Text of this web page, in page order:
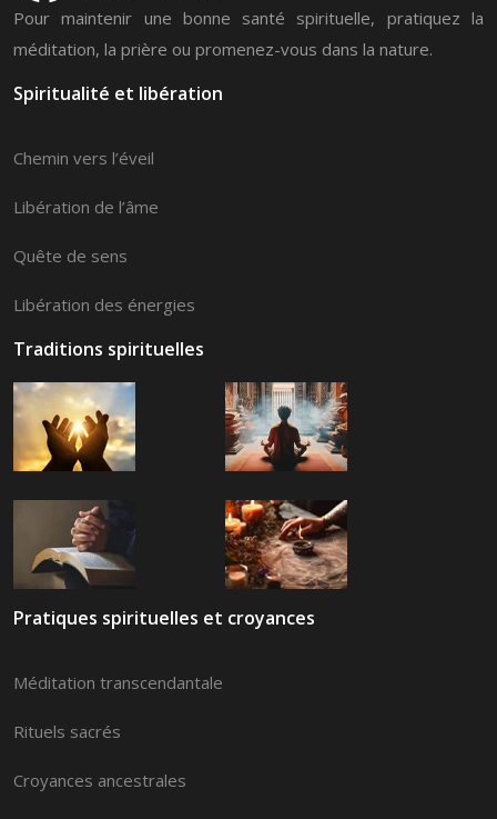
Pour maintenir une bonne santé spirituelle, pratiquez la
méditation, la prière ou promenez-vous dans la nature.
Spiritualité et libération
Chemin vers l’éveil
Libération de l’âme
Quête de sens
Libération des énergies
Traditions spirituelles
Pratiques spirituelles et croyances
Méditation transcendantale
Rituels sacrés
Croyances ancestrales